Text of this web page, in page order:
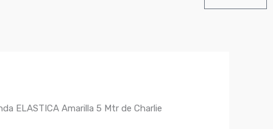
ELASTICA Amarilla 5 Mtr de Charlie